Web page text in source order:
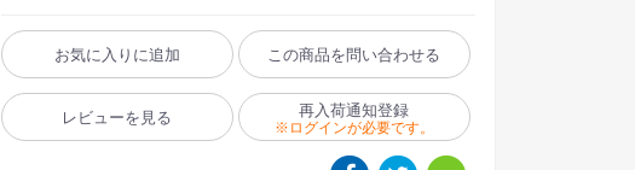
お気に入りに追加 この商品を問い合わせる
レビューを見る 再入荷通知登録
※ログインが必要です。